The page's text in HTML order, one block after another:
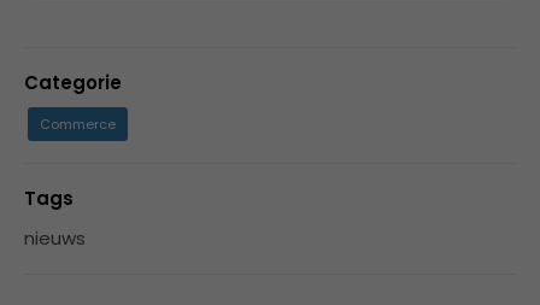
Categorie
Commerce
Tags
nieuws